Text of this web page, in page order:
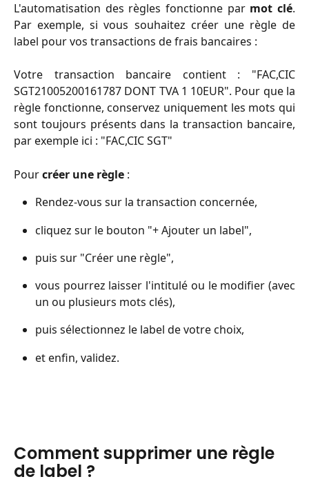
L'automatisation des règles fonctionne par mot clé.
Par exemple, si vous souhaitez créer une règle de
label pour vos transactions de frais bancaires :
Votre transaction bancaire contient : "FAC,CIC
SGT21005200161787 DONT TVA 1 10EUR". Pour que la
règle fonctionne, conservez uniquement les mots qui
sont toujours présents dans la transaction bancaire,
par exemple ici : "FAC,CIC SGT"
Pourcréer une règle :
Rendez-vous sur la transaction concernée,
cliquez sur le bouton "+ Ajouter un label",
puis sur "Créer une règle",
vous pourrez laisser l'intitulé ou le modifier (avec
un ou plusieurs mots clés),
puis sélectionnez le label de votre choix,
et enfin, validez.
Comment supprimer une règle
de label ?